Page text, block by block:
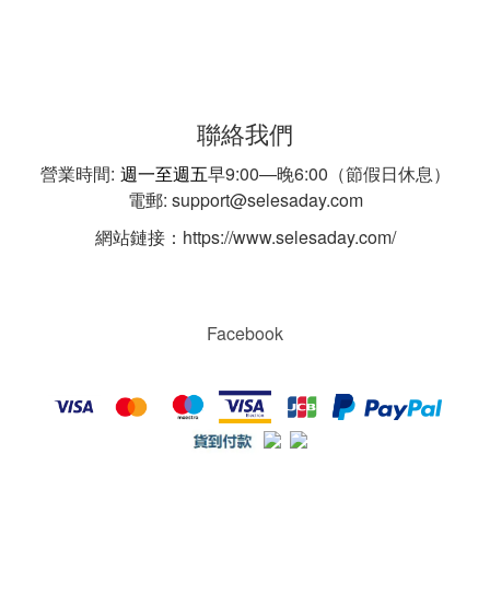
聯絡我們
營業時間: 週一至週五早9:00—晚6:00（節假日休息）
電郵: support@selesaday.com
網站鏈接：https://www.selesaday.com/
Facebook